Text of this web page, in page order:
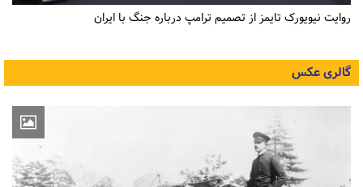
روایت نیویورک تایمز از تصمیم ترامپ درباره جنگ با ایران
گالری عکس